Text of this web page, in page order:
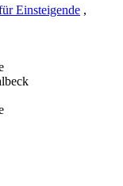
Einsteigende ,